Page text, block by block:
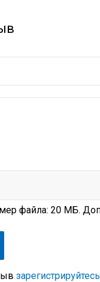
файла: 20 МБ.
зарегистрируйтесь